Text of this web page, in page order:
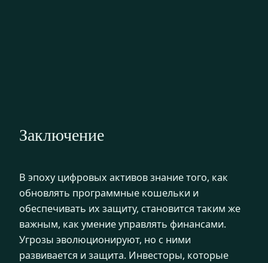
Заключение
В эпоху цифровых активов знание того, как
обновлять программные кошельки и
обеспечивать их защиту, становится таким же
важным, как умение управлять финансами.
Угрозы эволюционируют, но с ними
развивается и защита. Инвесторы, которые